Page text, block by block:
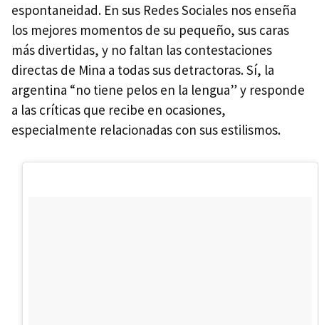
espontaneidad. En sus Redes Sociales nos enseña
los mejores momentos de su pequeño, sus caras
más divertidas, y no faltan las contestaciones
directas de Mina a todas sus detractoras. Sí, la
argentina “no tiene pelos en la lengua” y responde
a las críticas que recibe en ocasiones,
especialmente relacionadas con sus estilismos.